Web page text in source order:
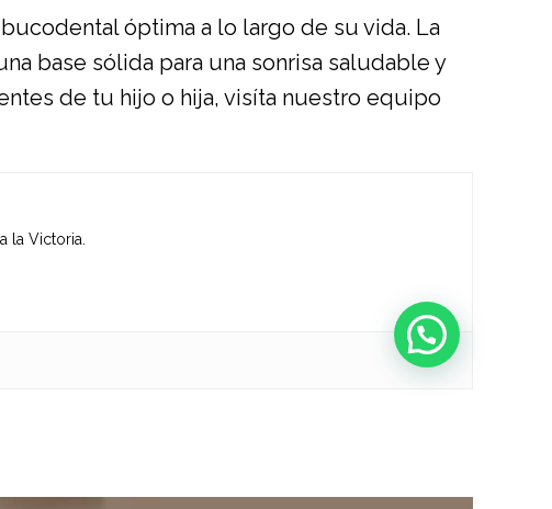
óptima a lo largo de su vida. La
base sólida para una sonrisa saludable y
de tu hijo o hija, visíta nuestro equipo
la Victoria.